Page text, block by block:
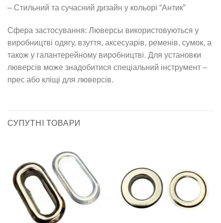
– Стильний та сучасний дизайн у кольорі “Антик”
Сфера застосування: Люверсы використовуються у
виробництві одягу, взуття, аксесуарів, ременів, сумок, а
також у галантерейному виробництві. Для установки
люверсів може знадобитися спеціальний інструмент –
прес або кліщі для люверсів.
СУПУТНІ ТОВАРИ